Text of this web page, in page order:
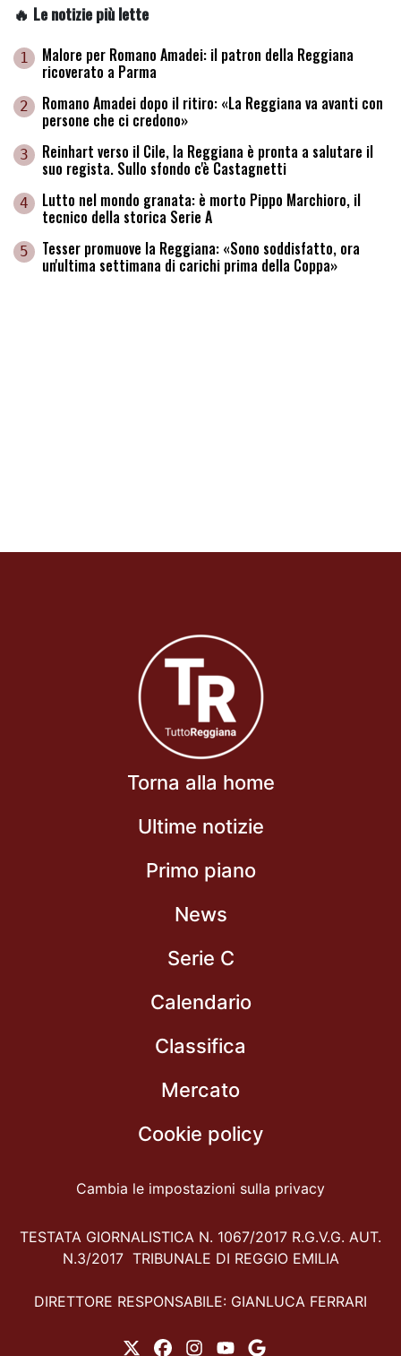
🔥 Le notizie più lette
1 Malore per Romano Amadei: il patron della Reggiana
ricoverato a Parma
2 Romano Amadei dopo il ritiro: «La Reggiana va avanti con
persone che ci credono»
3 Reinhart verso il Cile, la Reggiana è pronta a salutare il
suo regista. Sullo sfondo c'è Castagnetti
4 Lutto nel mondo granata: è morto Pippo Marchioro, il
tecnico della storica Serie A
5 Tesser promuove la Reggiana: «Sono soddisfatto, ora
un'ultima settimana di carichi prima della Coppa»
Torna alla home
Ultime notizie
Primo piano
News
Serie C
Calendario
Classifica
Mercato
Cookie policy
Cambia le impostazioni sulla privacy
TESTATA GIORNALISTICA N. 1067/2017 R.G.V.G. AUT.
N.3/2017 TRIBUNALE DI REGGIO EMILIA
DIRETTORE RESPONSABILE: GIANLUCA FERRARI